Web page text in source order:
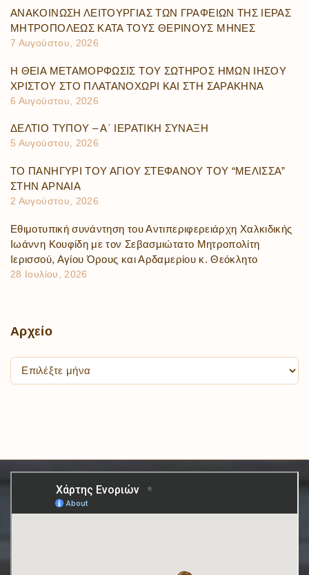
ΑΝΑΚΟΙΝΩΣΗ ΛΕΙΤΟΥΡΓΙΑΣ ΤΩΝ ΓΡΑΦΕΙΩΝ ΤΗΣ ΙΕΡΑΣ
ΜΗΤΡΟΠΟΛΕΩΣ ΚΑΤΑ ΤΟΥΣ ΘΕΡΙΝΟΥΣ ΜΗΝΕΣ
7 Αυγούστου, 2026
Η ΘΕΙΑ ΜΕΤΑΜΟΡΦΩΣΙΣ ΤΟΥ ΣΩΤΗΡΟΣ ΗΜΩΝ ΙΗΣΟΥ
ΧΡΙΣΤΟΥ ΣΤΟ ΠΛΑΤΑΝΟΧΩΡΙ ΚΑΙ ΣΤΗ ΣΑΡΑΚΗΝΑ
6 Αυγούστου, 2026
ΔΕΛΤΙΟ ΤΥΠΟΥ – Α΄ ΙΕΡΑΤΙΚΗ ΣΥΝΑΞΗ
5 Αυγούστου, 2026
ΤΟ ΠΑΝΗΓΥΡΙ ΤΟΥ ΑΓΙΟΥ ΣΤΕΦΑΝΟΥ ΤΟΥ “ΜΕΛΙΣΣΑ”
ΣΤΗΝ ΑΡΝΑΙΑ
2 Αυγούστου, 2026
Εθιμοτυπική συνάντηση του Αντιπεριφερειάρχη Χαλκιδικής
Ιωάννη Κουφίδη με τον Σεβασμιώτατο Μητροπολίτη
Ιερισσού, Αγίου Όρους και Αρδαμερίου κ. Θεόκλητο
28 Ιουλίου, 2026
Αρχείο